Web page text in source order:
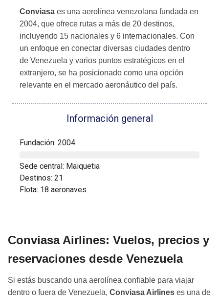
Conviasa es una aerolínea venezolana fundada en
2004, que ofrece rutas a más de 20 destinos,
incluyendo 15 nacionales y 6 internacionales. Con
un enfoque en conectar diversas ciudades dentro
de Venezuela y varios puntos estratégicos en el
extranjero, se ha posicionado como una opción
relevante en el mercado aeronáutico del país.
Información general
Fundación: 2004
Sede central: Maiquetia
Destinos: 21
Flota: 18 aeronaves
Conviasa Airlines: Vuelos, precios y
reservaciones desde Venezuela
Si estás buscando una aerolínea confiable para viajar
dentro o fuera de Venezuela, Conviasa Airlines es una de